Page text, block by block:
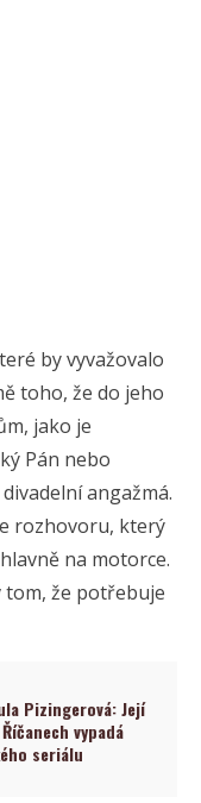
by vyvažovalo
toho, že do jeho
jako je
Pán nebo
angažmá.
rozhovoru, který
na motorce.
tom, že potřebuje
Pizingerová: Její
vypadá
seriálu